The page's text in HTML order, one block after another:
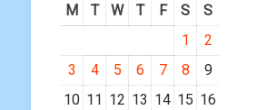
M T W T F S
S
1
2
3
4 5 6 7 8
9
10 11 12 13 14 15 16